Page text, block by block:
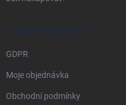
PRÁVNÍ INFORMACE
GDPR
Moje objednávka
Obchodní podmínky